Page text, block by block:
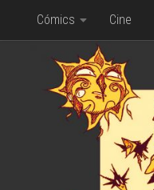
Saltar al contenido
Cómics Cine